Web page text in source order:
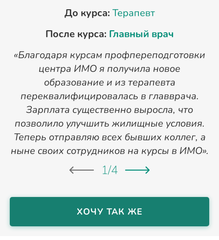
До курса: Терапевт
После курса: Главный врач
«Благодаря курсам профпереподготовки
центра ИМО я получила новое
образование и из терапевта
переквалифицировалась в главврача.
Зарплата существенно выросла, что
позволило улучшить жилищные условия.
Теперь отправляю всех бывших коллег, а
ныне своих сотрудников на курсы в ИМО».
1/4
ХОЧУ ТАК ЖЕ